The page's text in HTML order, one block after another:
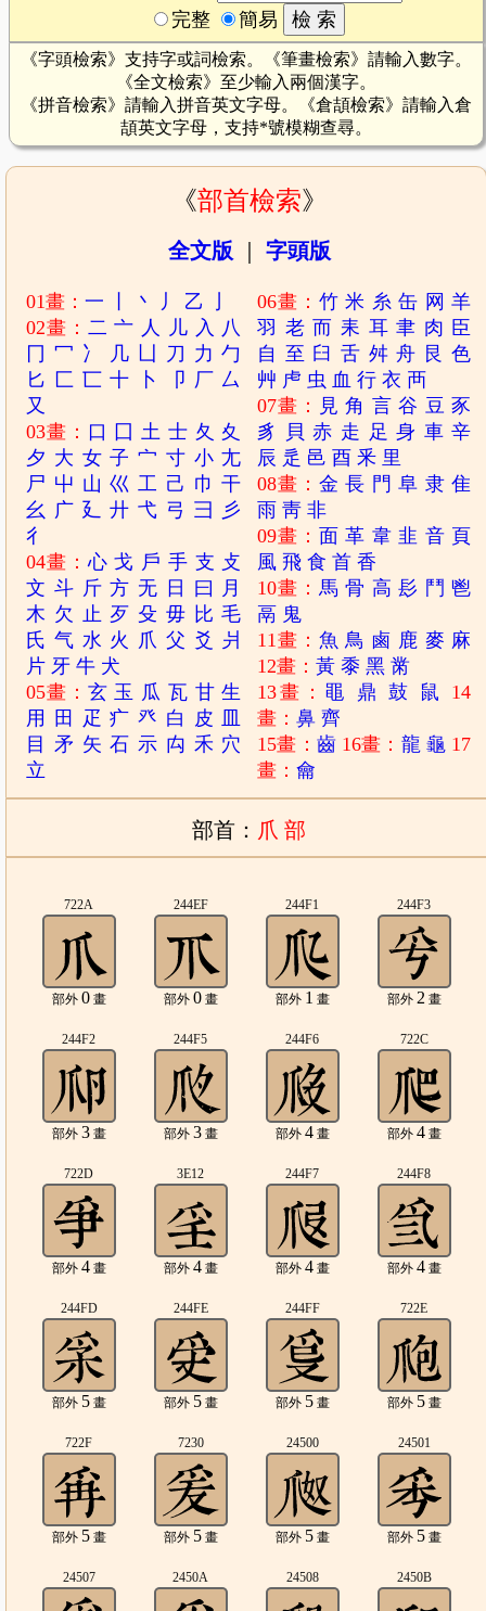
完整
簡易
《字頭檢索》支持字或詞檢索。《筆畫檢索》請輸入數字。
《全文檢索》至少輸入兩個漢字。
《拼音檢索》請輸入拼音英文字母。《倉頡檢索》請輸入倉
頡英文字母，支持*號模糊查尋。
《部首檢索》
全文版 ｜ 字頭版
01畫：一 丶 丿 乙
02畫： 二 亠 人 儿 入
八
冂 冖 冫 几 刀 力 勹
匕 匚 匸 十 卜 卩 厂 厶
又
03畫： 口 囗 土 士 夂 夊
夕 大 女 子 宀 寸 小 尢
尸 屮 山 巛 工 己 巾 干
幺 广 廴 廾 弋 弓 彐 彡
彳
04畫：心 戈 戶 手 支 攴
文 斗 斤 方 无 日 曰
月
木 欠 止 歹 殳 毋 比 毛
氏 气 水 火 爪 父 爻 爿
片 牙 牛 犬
05畫： 玄 玉 瓜 瓦 甘 生
用
田 疋 疒 癶 白 皮 皿
目 矛 矢 石 示 禸 禾 穴
立
06畫： 竹 米 糸 缶 网 羊
羽 老 而 耒 耳 聿 肉 臣
自 至 臼 舌 舛 舟 艮 色
艸 虍 虫 血 行 衣 襾
07畫： 見 角 言 谷 豆 豕
豸
貝 赤 走 足 身 車 辛
辰 辵 邑 酉 釆 里
08畫： 金 長 門 阜 隶 隹
雨 靑 非
09畫： 面 革 韋 韭 音 頁
風 飛 食 首 香
10畫： 馬 骨 高 髟 鬥 鬯
鬲 鬼
11畫： 魚 鳥 鹵 鹿 麥 麻
12畫：黃 黍 黑 黹
13畫：黽 鼎 鼓 鼠
14
畫：鼻 齊
15畫： 齒 16畫： 龍 龜 17
畫：龠
部首： 爪 部
722A
部外 0畫
244EF
部外 0畫
244F1
部外 1 畫
244F3
部外 2 畫
244F2
部外 3畫
244F5
部外 3畫
244F6
部外 4畫
722C
部外 4畫
722D
部外 4畫
3E12
部外 4畫
244F7
部外 4畫
244F8
部外 4畫
244FD
部外 5畫
244FE
部外 5畫
244FF
部外 5畫
722E
部外 5畫
722F
部外 5畫
7230
部外 5畫
24500
部外 5畫
24501
部外 5畫
24507 2450A 24508 2450B